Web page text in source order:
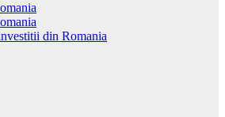
din Romania